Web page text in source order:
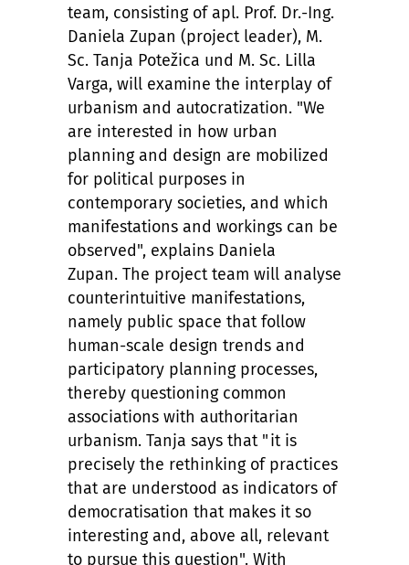
team, consisting of apl. Prof. Dr.-Ing.
Daniela Zupan (project leader), M.
Sc. Tanja Potežica und M. Sc. Lilla
Varga, will examine the interplay of
urbanism and autocratization. "We
are interested in how urban
planning and design are mobilized
for political purposes in
contemporary societies, and which
manifestations and workings can be
observed", explains Daniela
Zupan. The project team will analyse
counterintuitive manifestations,
namely public space that follow
human-scale design trends and
participatory planning processes,
thereby questioning common
associations with authoritarian
urbanism. Tanja says that "it is
precisely the rethinking of practices
that are understood as indicators of
democratisation that makes it so
interesting and, above all, relevant
to pursue this question". With